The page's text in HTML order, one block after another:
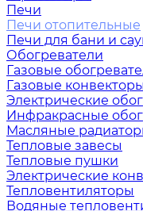
Печи
Печи отопительные
Печи для бани и
Обогреватели
Газовые
Газовые конвекторы
Электрические
Инфракрасные
Масляные
Тепловые завесы
Тепловые пушки
Электрические
Тепловентиляторы
Водяные